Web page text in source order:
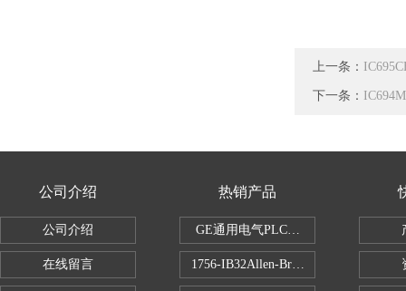
上一条：
下一条：
公司介绍
公司介绍
在线留言
热销产品
GE通用电气PLC控制器
1756-IB32Allen-Bradley1756IB32数字